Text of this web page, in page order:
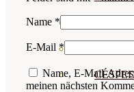
Name *
E-Mail *
Name, E-Mail-
meinen nächsten